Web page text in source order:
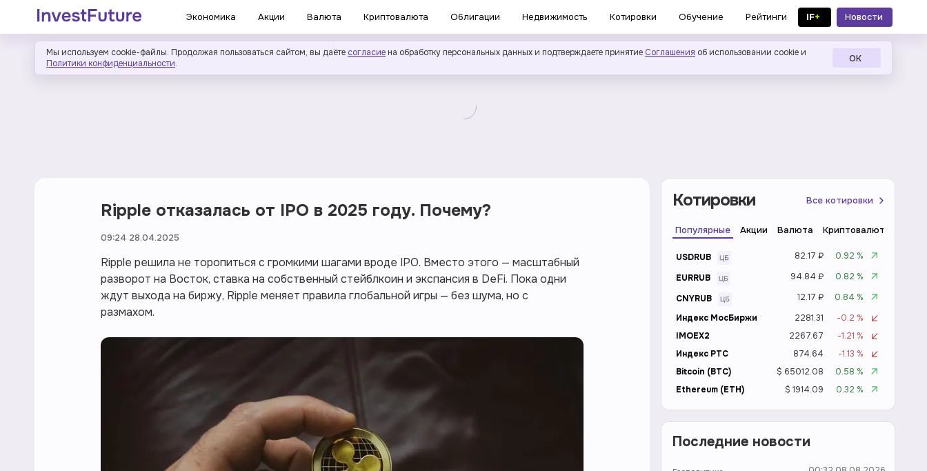
Экономика Акции Валюта Криптовалюта Облигации Недвижимость Котировки Обучение Рейтинги IF+
Новости
в MAX
Мы используем cookie-файлы. Продолжая пользоваться сайтом, вы даёте согласие на обработку персональных данных и подтверждаете принятие Соглашения об использовании cookie и
Политики конфиденциальности. ОК
Ripple отказалась от IPO в 2025 году. Почему?
09:24 28.04.2025
Ripple решила не торопиться с громкими шагами вроде IPO. Вместо этого — масштабный
разворот на Восток, ставка на собственный стейблкоин и экспансия в DeFi. Пока одни
ждут выхода на биржу, Ripple меняет правила глобальной игры — без шума, но с
размахом.
Котировки Все котировки
Популярные Акции Валюта Криптовалюта
USDRUB 82.17 ₽
0.92 %
EURRUB
94.84 ₽
0.82 %
CNYRUB
12.17 ₽
0.84 %
Индекс МосБиржи
2281.31
-0.2 %
IMOEX2
2267.67
-1.21 %
Индекс РТС
874.64
-1.13 %
Bitcoin (BTC)
$ 65012.08
0.58 %
Ethereum (ETH)
$ 1914.09 0.32 %
Последние новости